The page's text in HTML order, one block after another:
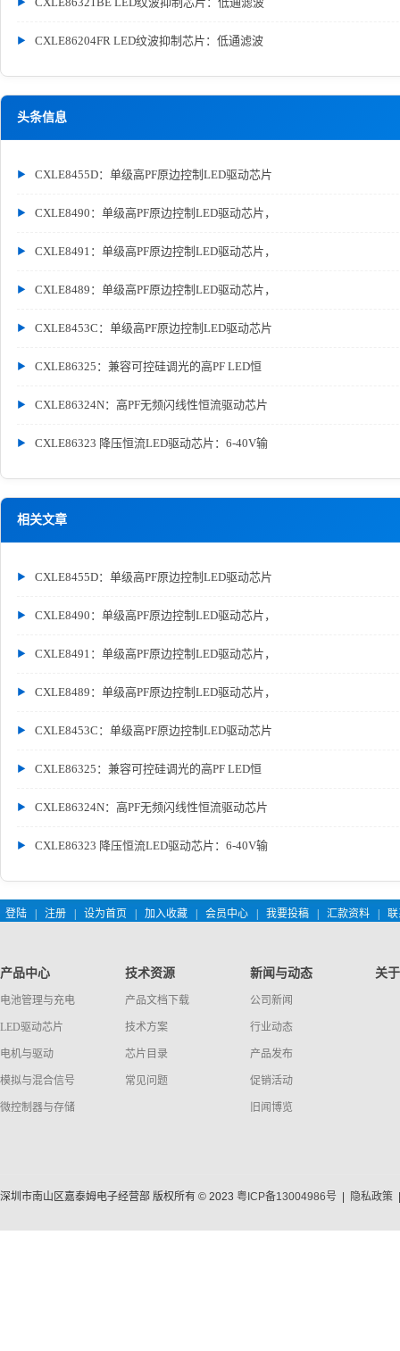
CXLE86204FR LED纹波抑制芯片：低通滤波
头条信息
CXLE8455D：单级高PF原边控制LED驱动芯片
CXLE8490：单级高PF原边控制LED驱动芯片，
CXLE8491：单级高PF原边控制LED驱动芯片，
CXLE8489：单级高PF原边控制LED驱动芯片，
CXLE8453C：单级高PF原边控制LED驱动芯片
CXLE86325：兼容可控硅调光的高PF LED恒
CXLE86324N：高PF无频闪线性恒流驱动芯片
CXLE86323 降压恒流LED驱动芯片：6-40V输
相关文章
CXLE8455D：单级高PF原边控制LED驱动芯片
CXLE8490：单级高PF原边控制LED驱动芯片，
CXLE8491：单级高PF原边控制LED驱动芯片，
CXLE8489：单级高PF原边控制LED驱动芯片，
CXLE8453C：单级高PF原边控制LED驱动芯片
CXLE86325：兼容可控硅调光的高PF LED恒
CXLE86324N：高PF无频闪线性恒流驱动芯片
CXLE86323 降压恒流LED驱动芯片：6-40V输
登陆 注册 设为首页 加入收藏 会员中心 我要投稿 汇款资料
产品中心
电池管理与充电
LED驱动芯片
电机与驱动
模拟与混合信号
微控制器与存储
技术资源
产品文档下载
技术方案
芯片目录
常见问题
新闻与动态
公司新闻
行业动态
产品发布
促销活动
旧闻博览
关
深圳市南山区嘉泰姆电子经营部 版权所有 © 2023 粤ICP备13004986号 隐私政策